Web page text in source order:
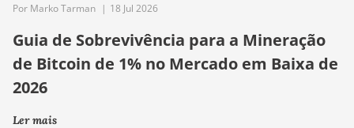
Por Marko Tarman | 18 Jul 2026
Guia de Sobrevivência para a Mineração
de Bitcoin de 1% no Mercado em Baixa de
2026
Ler mais